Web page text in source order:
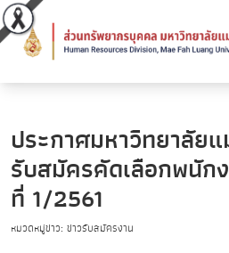
ประกาศมหาวิทยาลัย
รับสมัครคัดเลือกพนัก
ที่ 1/2561
หมวดหมู่ข่าว: ข่าวรับสมัครงาน